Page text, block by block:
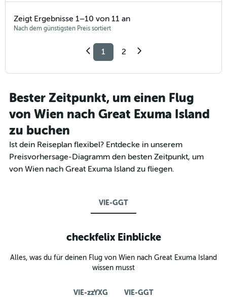
Zeigt Ergebnisse 1–10 von 11 an
Nach dem günstigsten Preis sortiert
1 2
Bester Zeitpunkt, um einen Flug
von Wien nach Great Exuma Island
zu buchen
Ist dein Reiseplan flexibel? Entdecke in unserem
Preisvorhersage-Diagramm den besten Zeitpunkt, um
von Wien nach Great Exuma Island zu fliegen.
VIE-GGT
checkfelix Einblicke
Alles, was du für deinen Flug von Wien nach Great Exuma Island
wissen musst
VIE-zzYXG VIE-GGT